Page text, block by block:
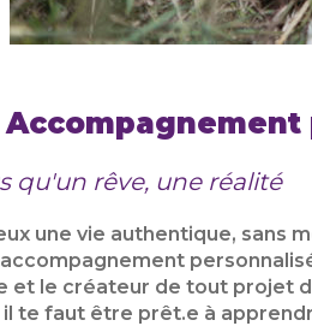
qu'un rêve, une réalité
une vie authentique, sans
et le créateur de tout projet
il te faut être prêt.e à